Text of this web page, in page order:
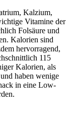
Kalzium,
Vitamine der
Folsäure und
Kalorien sind
hervorragend,
115
Kalorien, als
haben wenige
in eine Low-